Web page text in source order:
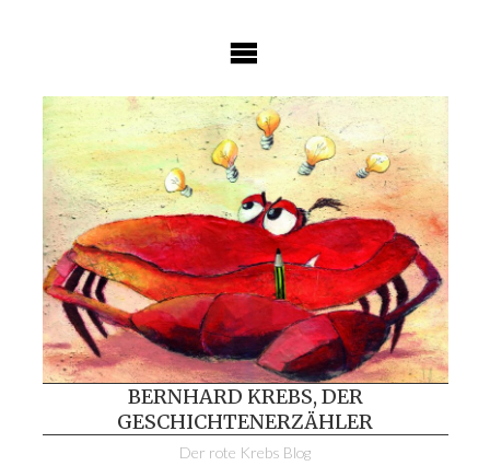
BERNHARD KREBS, DER
GESCHICHTENERZÄHLER
Der rote Krebs Blog